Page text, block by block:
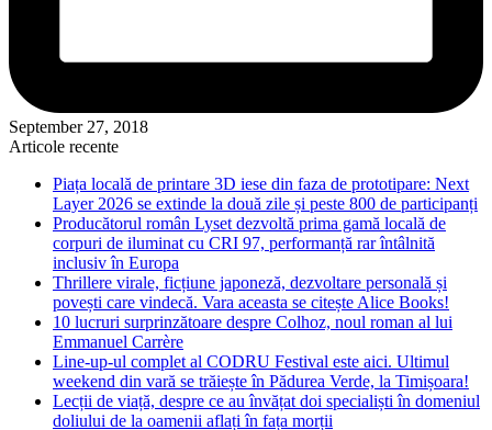
September 27, 2018
Articole recente
Piața locală de printare 3D iese din faza de prototipare: Next
Layer 2026 se extinde la două zile și peste 800 de participanți
Producătorul român Lyset dezvoltă prima gamă locală de
corpuri de iluminat cu CRI 97, performanță rar întâlnită
inclusiv în Europa
Thrillere virale, ficțiune japoneză, dezvoltare personală și
povești care vindecă. Vara aceasta se citește Alice Books!
10 lucruri surprinzătoare despre Colhoz, noul roman al lui
Emmanuel Carrère
Line-up-ul complet al CODRU Festival este aici. Ultimul
weekend din vară se trăiește în Pădurea Verde, la Timișoara!
Lecții de viață, despre ce au învățat doi specialiști în domeniul
doliului de la oamenii aflați în fața morții